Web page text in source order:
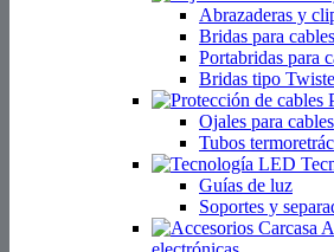
Abrazaderas y
Bridas para cables
Portabridas para
Bridas tipo
Ojales para cables
Tubos
Guías de luz
Soportes y